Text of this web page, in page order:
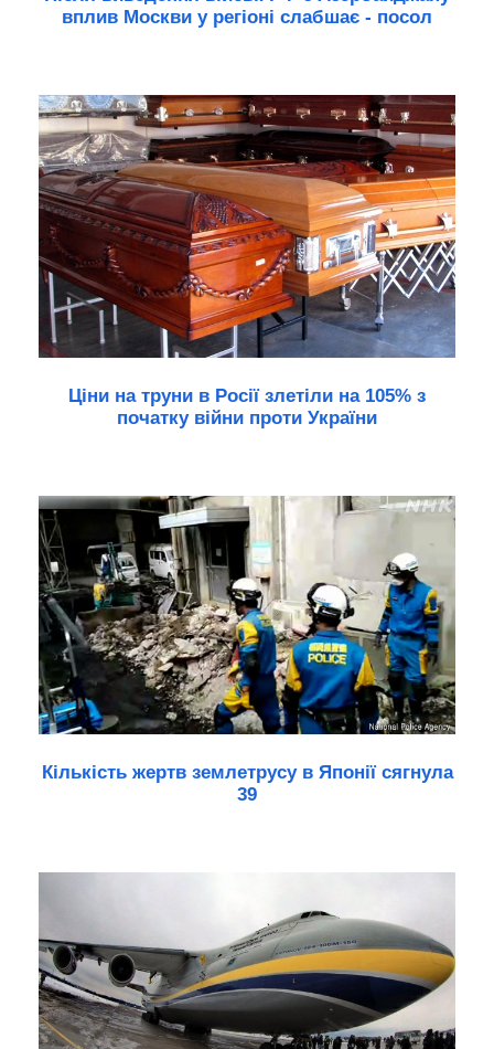
вплив Москви у регіоні слабшає - посол
Ціни на труни в Росії злетіли на 105% з
початку війни проти України
Кількість жертв землетрусу в Японії сягнула
39